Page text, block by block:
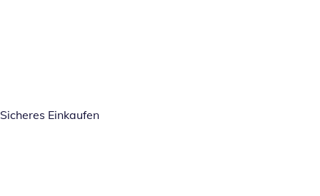
Sicheres Einkaufen